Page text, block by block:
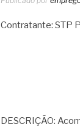
Contratante: STP
DESCRIÇÃO: